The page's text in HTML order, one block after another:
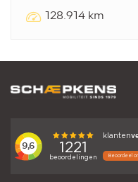
128.914 km